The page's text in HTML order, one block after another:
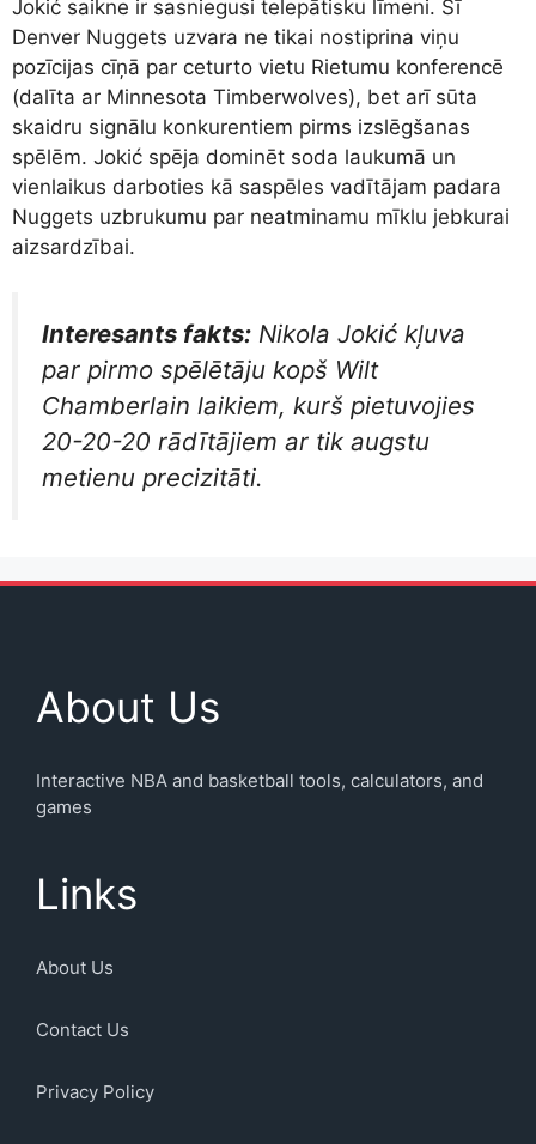
Jokić saikne ir sasniegusi telepātisku līmeni. Šī
Denver Nuggets uzvara ne tikai nostiprina viņu
pozīcijas cīņā par ceturto vietu Rietumu konferencē
(dalīta ar Minnesota Timberwolves), bet arī sūta
skaidru signālu konkurentiem pirms izslēgšanas
spēlēm. Jokić spēja dominēt soda laukumā un
vienlaikus darboties kā saspēles vadītājam padara
Nuggets uzbrukumu par neatminamu mīklu jebkurai
aizsardzībai.
Interesants fakts: Nikola Jokić kļuva
par pirmo spēlētāju kopš Wilt
Chamberlain laikiem, kurš pietuvojies
20-20-20 rādītājiem ar tik augstu
metienu precizitāti.
About Us
Interactive NBA and basketball tools, calculators, and
games
Links
About Us
Contact Us
Privacy Policy